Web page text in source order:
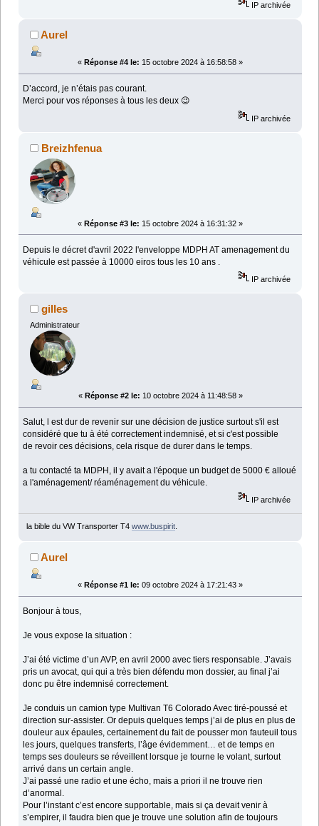
IP archivée
Aurel
« Réponse #4 le: 15 octobre 2024 à 16:58:58 »
D’accord, je n’étais pas courant.
Merci pour vos réponses à tous les deux 😉
IP archivée
Breizhfenua
« Réponse #3 le: 15 octobre 2024 à 16:31:32 »
Depuis le décret d'avril 2022 l'enveloppe MDPH AT amenagement du
véhicule est passée à 10000 eiros tous les 10 ans .
IP archivée
gilles
Administrateur
« Réponse #2 le: 10 octobre 2024 à 11:48:58 »
Salut, l est dur de revenir sur une décision de justice surtout s'il est
considéré que tu à été correctement indemnisé, et si c'est possible
de revoir ces décisions, cela risque de durer dans le temps.
a tu contacté ta MDPH, il y avait a l'époque un budget de 5000 € alloué
a l'aménagement/ réaménagement du véhicule.
IP archivée
la bible du VW Transporter T4 www.buspirit.
Aurel
« Réponse #1 le: 09 octobre 2024 à 17:21:43 »
Bonjour à tous,
Je vous expose la situation :
J’ai été victime d’un AVP, en avril 2000 avec tiers responsable. J’avais
pris un avocat, qui qui a très bien défendu mon dossier, au final j’ai
donc pu être indemnisé correctement.
Je conduis un camion type Multivan T6 Colorado Avec tiré-poussé et
direction sur-assister. Or depuis quelques temps j’ai de plus en plus de
douleur aux épaules, certainement du fait de pousser mon fauteuil tous
les jours, quelques transferts, l’âge évidemment… et de temps en
temps ses douleurs se réveillent lorsque je tourne le volant, surtout
arrivé dans un certain angle.
J’ai passé une radio et une écho, mais a priori il ne trouve rien
d’anormal.
Pour l’instant c’est encore supportable, mais si ça devait venir à
s’empirer, il faudra bien que je trouve une solution afin de toujours